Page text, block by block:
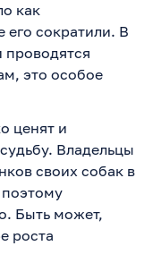
как
сократили. В
это особое
ценят и
Владельцы
своих собак в
Быть может,
роста